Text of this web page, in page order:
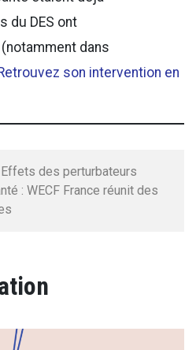
du DES ont
dans
son intervention en
Effets des perturbateurs
: WECF France réunit des